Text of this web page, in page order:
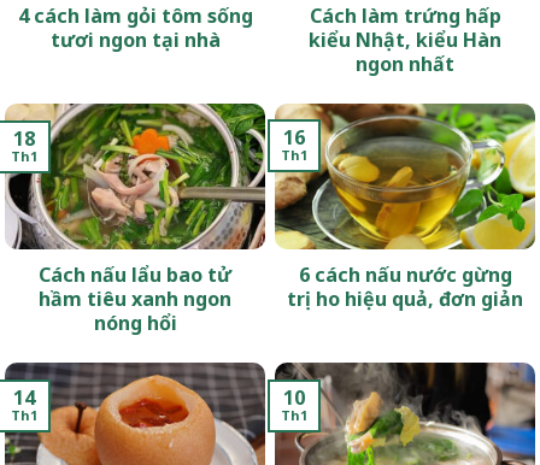
4 cách làm gỏi tôm sống
tươi ngon tại nhà
Cách làm trứng hấp
kiểu Nhật, kiểu Hàn
ngon nhất
Cách nấu lẩu bao tử
hầm tiêu xanh ngon
nóng hổi
18
Th1
6 cách nấu nước gừng
trị ho hiệu quả, đơn giản
16
Th1
14
Th1
10
Th1